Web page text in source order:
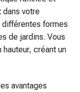
dans votre
formes
de jardins. Vous
créant un
avantages